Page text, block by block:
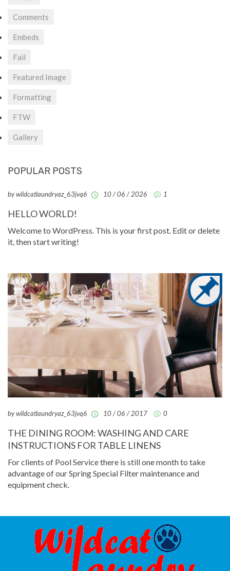
Comments
Embeds
Fail
Featured Image
Formatting
FTW
Gallery
POPULAR POSTS
by wildcatlaundryaz_63jvq6 10 / 06 / 2026 1
HELLO WORLD!
Welcome to WordPress. This is your first post. Edit or delete
it, then start writing!
by wildcatlaundryaz_63jvq6 10 / 06 / 2017 0
THE DINING ROOM: WASHING AND CARE
INSTRUCTIONS FOR TABLE LINENS
For clients of Pool Service there is still one month to take
advantage of our Spring Special Filter maintenance and
equipment check.